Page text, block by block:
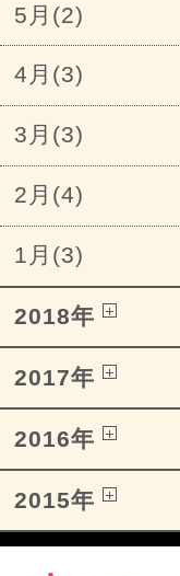
5月(2)
4月(3)
3月(3)
2月(4)
1月(3)
2018年
2017年
2016年
2015年